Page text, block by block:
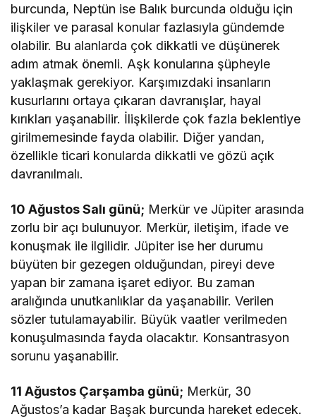
burcunda, Neptün ise Balık burcunda olduğu için
ilişkiler ve parasal konular fazlasıyla gündemde
olabilir. Bu alanlarda çok dikkatli ve düşünerek
adım atmak önemli. Aşk konularına şüpheyle
yaklaşmak gerekiyor. Karşımızdaki insanların
kusurlarını ortaya çıkaran davranışlar, hayal
kırıkları yaşanabilir. İlişkilerde çok fazla beklentiye
girilmemesinde fayda olabilir. Diğer yandan,
özellikle ticari konularda dikkatli ve gözü açık
davranılmalı.
10 Ağustos Salı günü; Merkür ve Jüpiter arasında
zorlu bir açı bulunuyor. Merkür, iletişim, ifade ve
konuşmak ile ilgilidir. Jüpiter ise her durumu
büyüten bir gezegen olduğundan, pireyi deve
yapan bir zamana işaret ediyor. Bu zaman
aralığında unutkanlıklar da yaşanabilir. Verilen
sözler tutulamayabilir. Büyük vaatler verilmeden
konuşulmasında fayda olacaktır. Konsantrasyon
sorunu yaşanabilir.
11 Ağustos Çarşamba günü; Merkür, 30
Ağustos’a kadar Başak burcunda hareket edecek.